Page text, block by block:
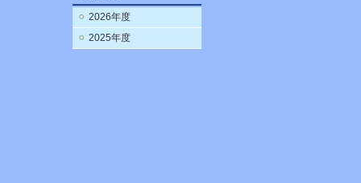
2026年度
2025年度